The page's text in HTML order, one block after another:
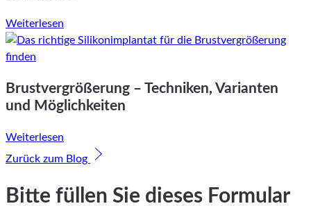
Weiterlesen
Brustvergrößerung – Techniken, Varianten
und Möglichkeiten
Weiterlesen
Zurück zum Blog
Bitte füllen Sie dieses Formular